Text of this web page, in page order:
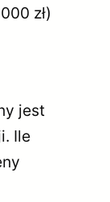
zł)
jest
Ile